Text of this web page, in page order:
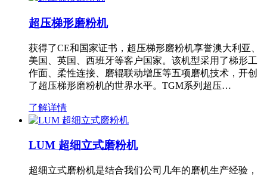
超压梯形磨粉机
获得了CE和国家证书，超压梯形磨粉机享誉澳大利亚、
美国、英国、西班牙等客户国家。该机型采用了梯形工
作面、柔性连接、磨辊联动增压等五项磨机技术，开创
了超压梯形磨粉机的世界水平。TGM系列超压…
了解详情
LUM 超细立式磨粉机
超细立式磨粉机是结合我们公司几年的磨机生产经验，